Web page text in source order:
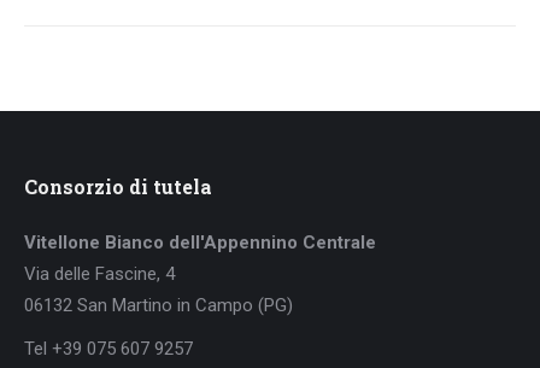
Consorzio di tutela
Vitellone Bianco dell'Appennino Centrale
Via delle Fascine, 4
06132 San Martino in Campo (PG)
Tel +39 075 607 9257